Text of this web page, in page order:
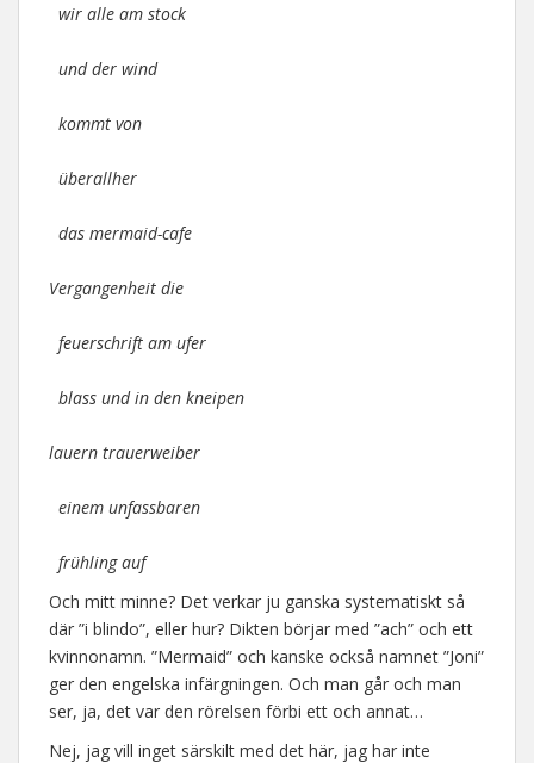
wir alle am stock
und der wind
kommt von
überallher
das mermaid-cafe
Vergangenheit die
feuerschrift am ufer
blass und in den kneipen
lauern trauerweiber
einem unfassbaren
frühling auf
Och mitt minne? Det verkar ju ganska systematiskt så
där ”i blindo”, eller hur? Dikten börjar med ”ach” och ett
kvinnonamn. ”Mermaid” och kanske också namnet ”Joni”
ger den engelska infärgningen. Och man går och man
ser, ja, det var den rörelsen förbi ett och annat…
Nej, jag vill inget särskilt med det här, jag har inte